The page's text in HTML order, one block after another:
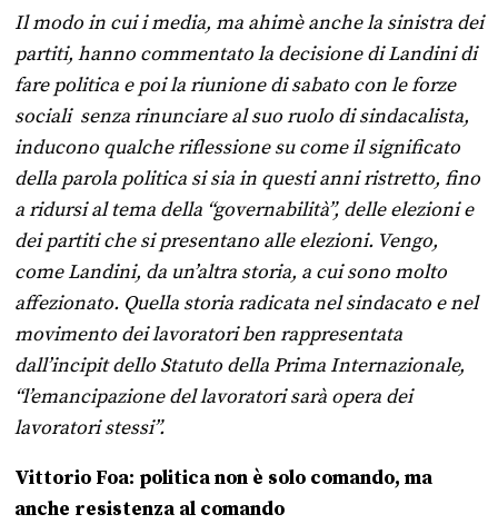
Il modo in cui i media, ma ahimè anche la sinistra dei
partiti, hanno commentato la decisione di Landini di
fare politica e poi la riunione di sabato con le forze
sociali senza rinunciare al suo ruolo di sindacalista,
inducono qualche riflessione su come il significato
della parola politica si sia in questi anni ristretto, fino
a ridursi al tema della “governabilità”, delle elezioni e
dei partiti che si presentano alle elezioni. Vengo,
come Landini, da un’altra storia, a cui sono molto
affezionato. Quella storia radicata nel sindacato e nel
movimento dei lavoratori ben rappresentata
dall’incipit dello Statuto della Prima Internazionale,
“l’emancipazione del lavoratori sarà opera dei
lavoratori stessi”.
Vittorio Foa: politica non è solo comando, ma
anche resistenza al comando